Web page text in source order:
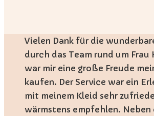
Vielen Dank für die
durch das Team rund um Frau
war mir eine große Freude
kaufen. Der Service war ein
mit meinem Kleid sehr
wärmstens empfehlen. Neben